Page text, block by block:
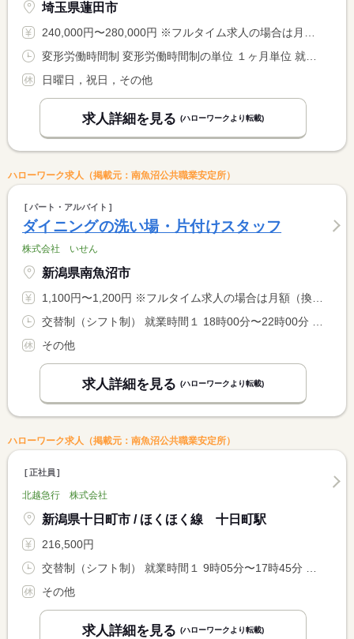
埼玉県蓮田市
240,000円〜280,000円 ※フルタイム求人の場合は月額（換算額）、パート求人の場合は時間額を表示しています。
日曜日，祝日，その他
求人詳細を見る (ハローワークより転載)
ハローワーク求人（掲載元：南魚沼公共職業安定所）
パート・アルバイト
ダイニングの洗い場・片付けスタッフ
株式会社 いせん
新潟県南魚沼市
1,100円〜1,200円 ※フルタイム求人の場合は月額（換算額）、パート求人の場合は時間額を表示しています。
その他
求人詳細を見る (ハローワークより転載)
ハローワーク求人（掲載元：南魚沼公共職業安定所）
正社員
北越急行 株式会社
新潟県十日町市 / ほくほく線 十日町駅
216,500円
その他
求人詳細を見る (ハローワークより転載)